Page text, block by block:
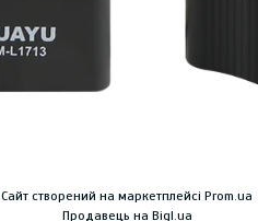
Сайт створений на маркетплейсі Prom.ua
Продавець на Bigl.ua